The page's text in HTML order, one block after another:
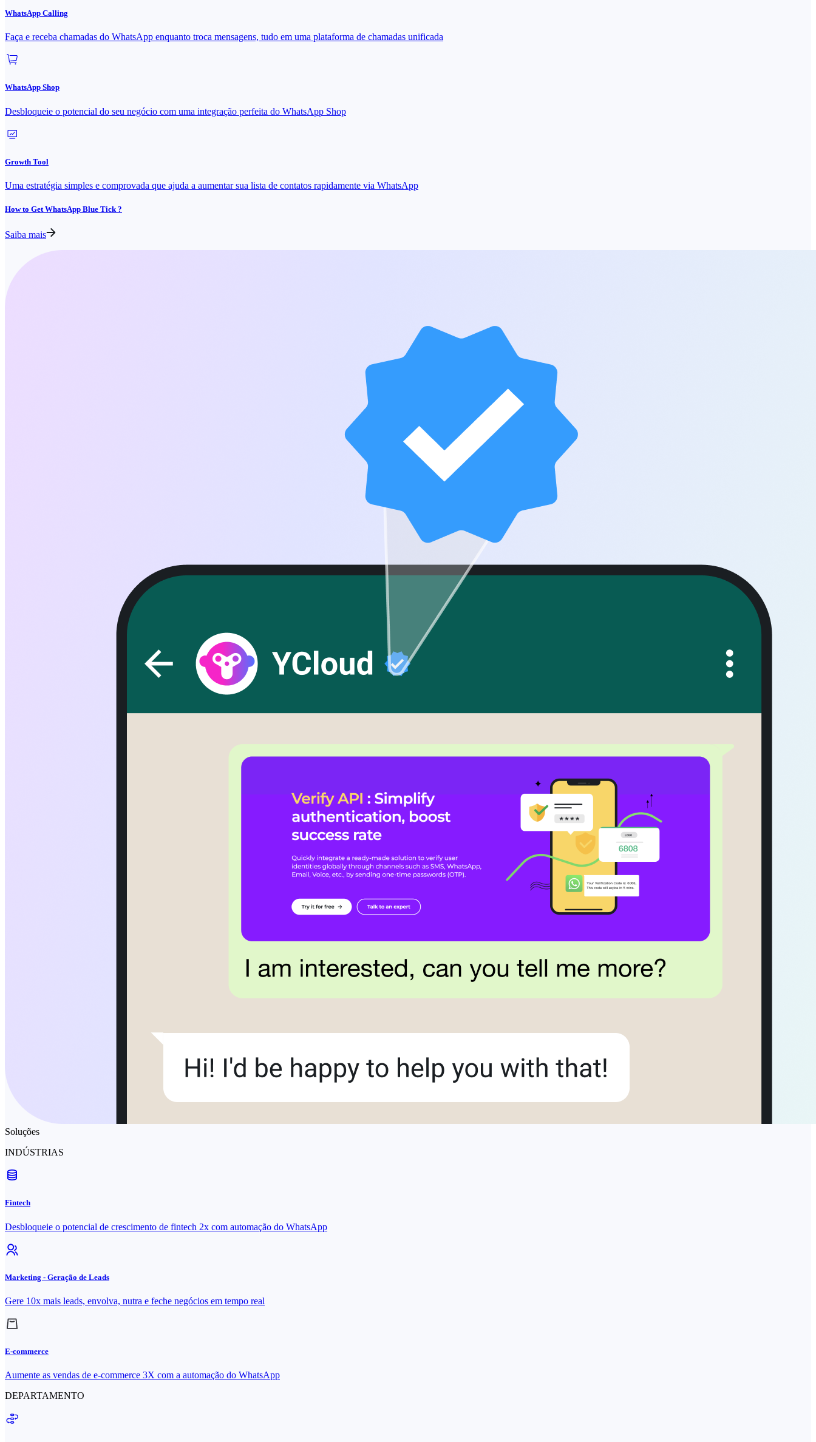
WhatsApp Calling
Faça e receba chamadas do WhatsApp enquanto troca mensagens, tudo em uma plataforma de chamadas unificada
WhatsApp Shop
Desbloqueie o potencial do seu negócio com uma integração perfeita do WhatsApp Shop
Growth Tool
Uma estratégia simples e comprovada que ajuda a aumentar sua lista de contatos rapidamente via WhatsApp
How to Get WhatsApp Blue Tick ?
Saiba mais
Soluções
INDÚSTRIAS
Fintech
Desbloqueie o potencial de crescimento de fintech 2x com automação do WhatsApp
Marketing - Geração de Leads
Gere 10x mais leads, envolva, nutra e feche negócios em tempo real
E-commerce
Aumente as vendas de e-commerce 3X com a automação do WhatsApp
DEPARTAMENTO